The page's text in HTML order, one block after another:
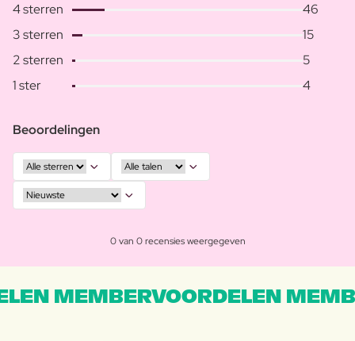
4 sterren
46
3 sterren
15
2 sterren
5
1 ster
4
Beoordelingen
0 van 0 recensies weergegeven
MEMBERVOORDELEN